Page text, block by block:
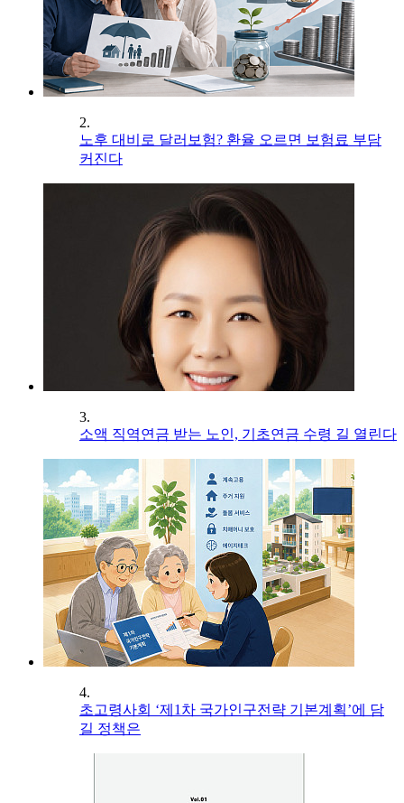
2.
노후 대비로 달러보험? 환율 오르면 보험료 부담
커진다
3.
소액 직역연금 받는 노인, 기초연금 수령 길 열린다
4.
초고령사회 ‘제1차 국가인구전략 기본계획’에 담
길 정책은